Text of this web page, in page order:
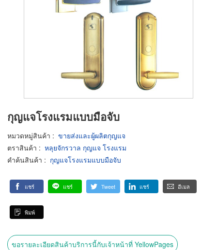
กุญแจโรงแรมแบบมือจับ
หมวดหมู่สินค้า : ขายส่งและผู้ผลิตกุญแจ
ตราสินค้า : หลุยจักรวาล กุญแจ โรงแรม
คำค้นสินค้า : กุญแจโรงแรมแบบมือจับ
แชร์ แชร์ Tweet แชร์ อีเมล
พิมพ์
ขอรายละเอียดสินค้าบริการนี้กับเจ้าหน้าที่ YellowPages